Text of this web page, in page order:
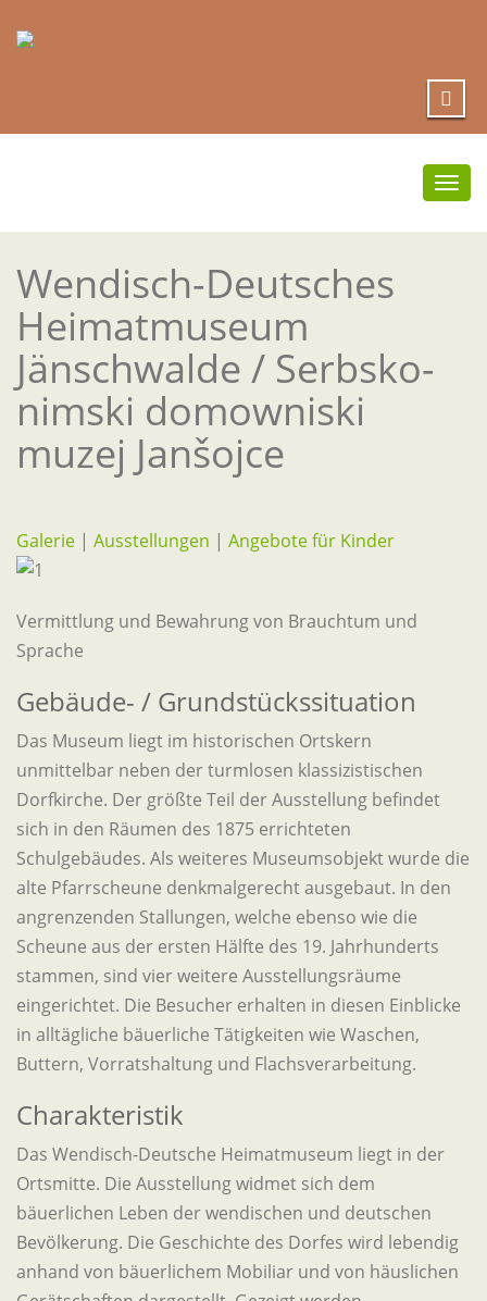
Wendisch-Deutsches
Heimatmuseum
Jänschwalde / Serbsko-
nimski domowniski
muzej Janšojce
Galerie | Ausstellungen | Angebote für Kinder
Vermittlung und Bewahrung von Brauchtum und
Sprache
Gebäude- / Grundstückssituation
Das Museum liegt im historischen Ortskern
unmittelbar neben der turmlosen klassizistischen
Dorfkirche. Der größte Teil der Ausstellung befindet
sich in den Räumen des 1875 errichteten
Schulgebäudes. Als weiteres Museumsobjekt wurde die
alte Pfarrscheune denkmalgerecht ausgebaut. In den
angrenzenden Stallungen, welche ebenso wie die
Scheune aus der ersten Hälfte des 19. Jahrhunderts
stammen, sind vier weitere Ausstellungsräume
eingerichtet. Die Besucher erhalten in diesen Einblicke
in alltägliche bäuerliche Tätigkeiten wie Waschen,
Buttern, Vorratshaltung und Flachsverarbeitung.
Charakteristik
Das Wendisch-Deutsche Heimatmuseum liegt in der
Ortsmitte. Die Ausstellung widmet sich dem
bäuerlichen Leben der wendischen und deutschen
Bevölkerung. Die Geschichte des Dorfes wird lebendig
anhand von bäuerlichem Mobiliar und von häuslichen